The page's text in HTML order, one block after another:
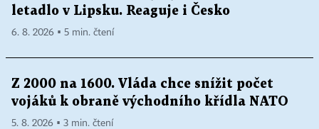
letadlo v Lipsku. Reaguje i Česko
6. 8. 2026 ▪ 5 min. čtení
Z 2000 na 1600. Vláda chce snížit počet
vojáků k obraně východního křídla NATO
5. 8. 2026 ▪ 3 min. čtení